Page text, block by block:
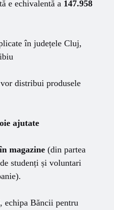
e echivalentă a 147.958
în județele Cluj,
vor distribui produsele
ajutate
magazine (din partea
studenți și voluntari
echipa Băncii pentru